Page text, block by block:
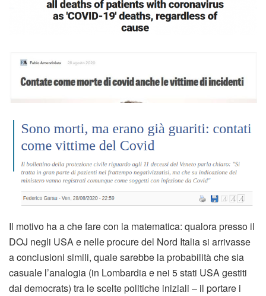
Il motivo ha a che fare con la matematica: qualora presso il
DOJ negli USA e nelle procure del Nord Italia si arrivasse
a conclusioni simili, quale sarebbe la probabilità che sia
casuale l’analogia (in Lombardia e nei 5 stati USA gestiti
dai democrats) tra le scelte politiche iniziali – il portare i